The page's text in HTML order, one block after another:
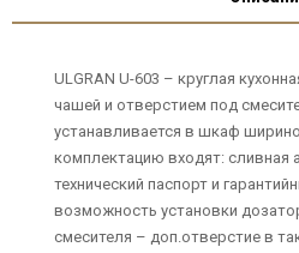
ULGRAN U-603 – круглая
чашей и отверстием под
устанавливается в шкаф
комплектацию входят: сливная
технический паспорт и
возможность установки
смесителя – доп.отверстие в